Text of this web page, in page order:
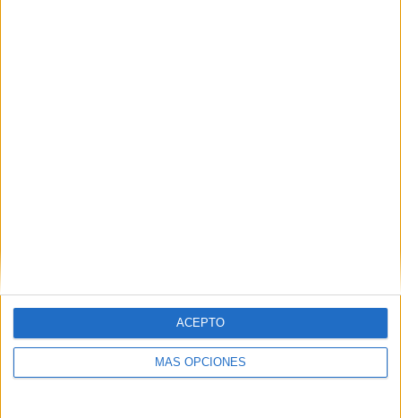
MÁS OPCIONES
ACEPTO
Suscribir